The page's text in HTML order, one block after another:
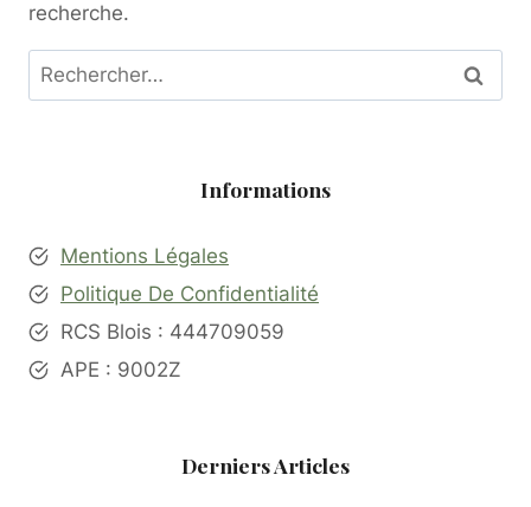
recherche.
Rechercher :
Informations
Mentions Légales
Politique De Confidentialité
RCS Blois : 444709059
APE : 9002Z
Derniers Articles